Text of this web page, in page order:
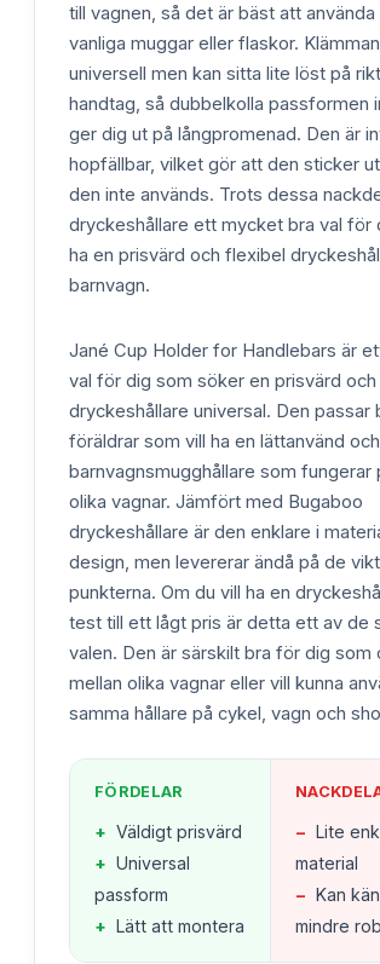
till vagnen, så det är bäst att
vanliga muggar eller flaskor.
universell men kan sitta lite löst på
handtag, så dubbelkolla passformen
ger dig ut på långpromenad. Den är
hopfällbar, vilket gör att den sticker
den inte används. Trots dessa
dryckeshållare ett mycket bra val för
ha en prisvärd och flexibel
barnvagn.
Jané Cup Holder for Handlebars är
val för dig som söker en prisvärd och
dryckeshållare universal. Den passar
föräldrar som vill ha en lättanvänd
barnvagnsmugghållare som fungerar
olika vagnar. Jämfört med Bugaboo
dryckeshållare är den enklare i
design, men levererar ändå på de
punkterna. Om du vill ha en
test till ett lågt pris är detta ett av de
valen. Den är särskilt bra för dig som
mellan olika vagnar eller vill kunna
samma hållare på cykel, vagn och
FÖRDELAR
+ Väldigt prisvärd
+ Universal
passform
+ Lätt att montera
− Lite
material
− Kan
mindre